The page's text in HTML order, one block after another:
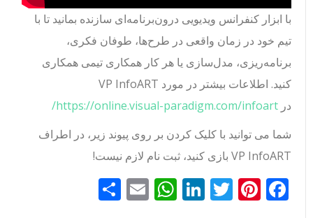
با ابزار کنفرانس ویدیویی درون‌برنامه‌ای سازنده بمانید تا با
تیم خود در زمان واقعی در طرح‌ها، طوفان فکری،
برنامه‌ریزی، مدل‌سازی یا هر کار همکاری تیمی همکاری
کنید. اطلاعات بیشتر در مورد VP InfoART
درhttps://online.visual-paradigm.com/infoart/
شما می توانید با کلیک کردن بر روی پیوند زیر، در اطراف
VP InfoART بازی کنید، ثبت نام لازم نیست!
Facebook
Pinterest
Twitter
LinkedIn
WhatsApp
Emailاشتراک